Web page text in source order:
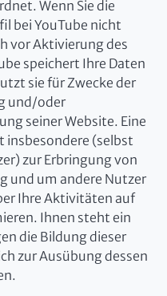
Wenn Sie die
bei YouTube nicht
vor Aktivierung des
speichert Ihre Daten
sie für Zwecke der
und/oder
seiner Website. Eine
insbesondere (selbst
zur Erbringung von
und um andere Nutzer
Ihre Aktivitäten auf
Ihnen steht ein
die Bildung dieser
zur Ausübung dessen